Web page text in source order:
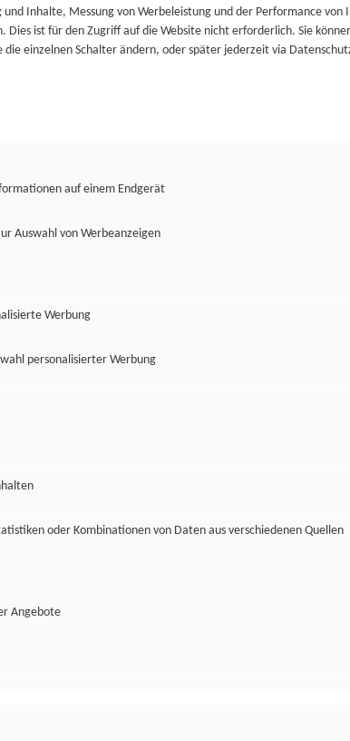
Inhalte, Messung von Werbeleistung und der Performance von
Dies ist für den Zugriff auf die Website nicht erforderlich. Sie
die einzelnen Schalter ändern, oder später jederzeit via
auf einem Endgerät
Auswahl von Werbeanzeigen
Werbung
personalisierter Werbung
oder Kombinationen von Daten aus verschiedenen Quellen
Angebote